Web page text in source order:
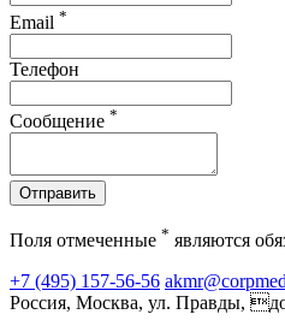
Email *
Телефон
Сообщение *
Отправить
Поля отмеченные * являются
+7 (495) 157-56-56
Россия, Москва, ул. Правды,